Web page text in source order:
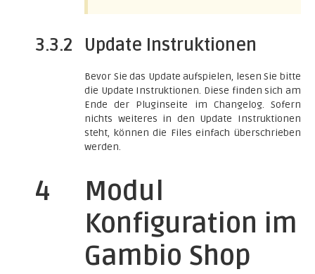
3.3.2 Update Instruktionen
Bevor Sie das Update aufspielen, lesen Sie bitte
die Update Instruktionen. Diese finden sich am
Ende der Pluginseite im Changelog. Sofern
nichts weiteres in den Update Instruktionen
steht, können die Files einfach überschrieben
werden.
4
Modul
Konfiguration im
Gambio Shop